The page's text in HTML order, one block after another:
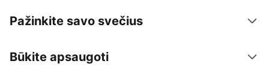
Pažinkite savo svečius
Būkite apsaugoti